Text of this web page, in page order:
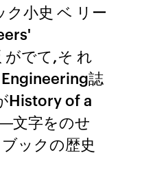
小史 ベ リー
でて,そ れ
誌
History of a
文字をのせ
ックの歴史